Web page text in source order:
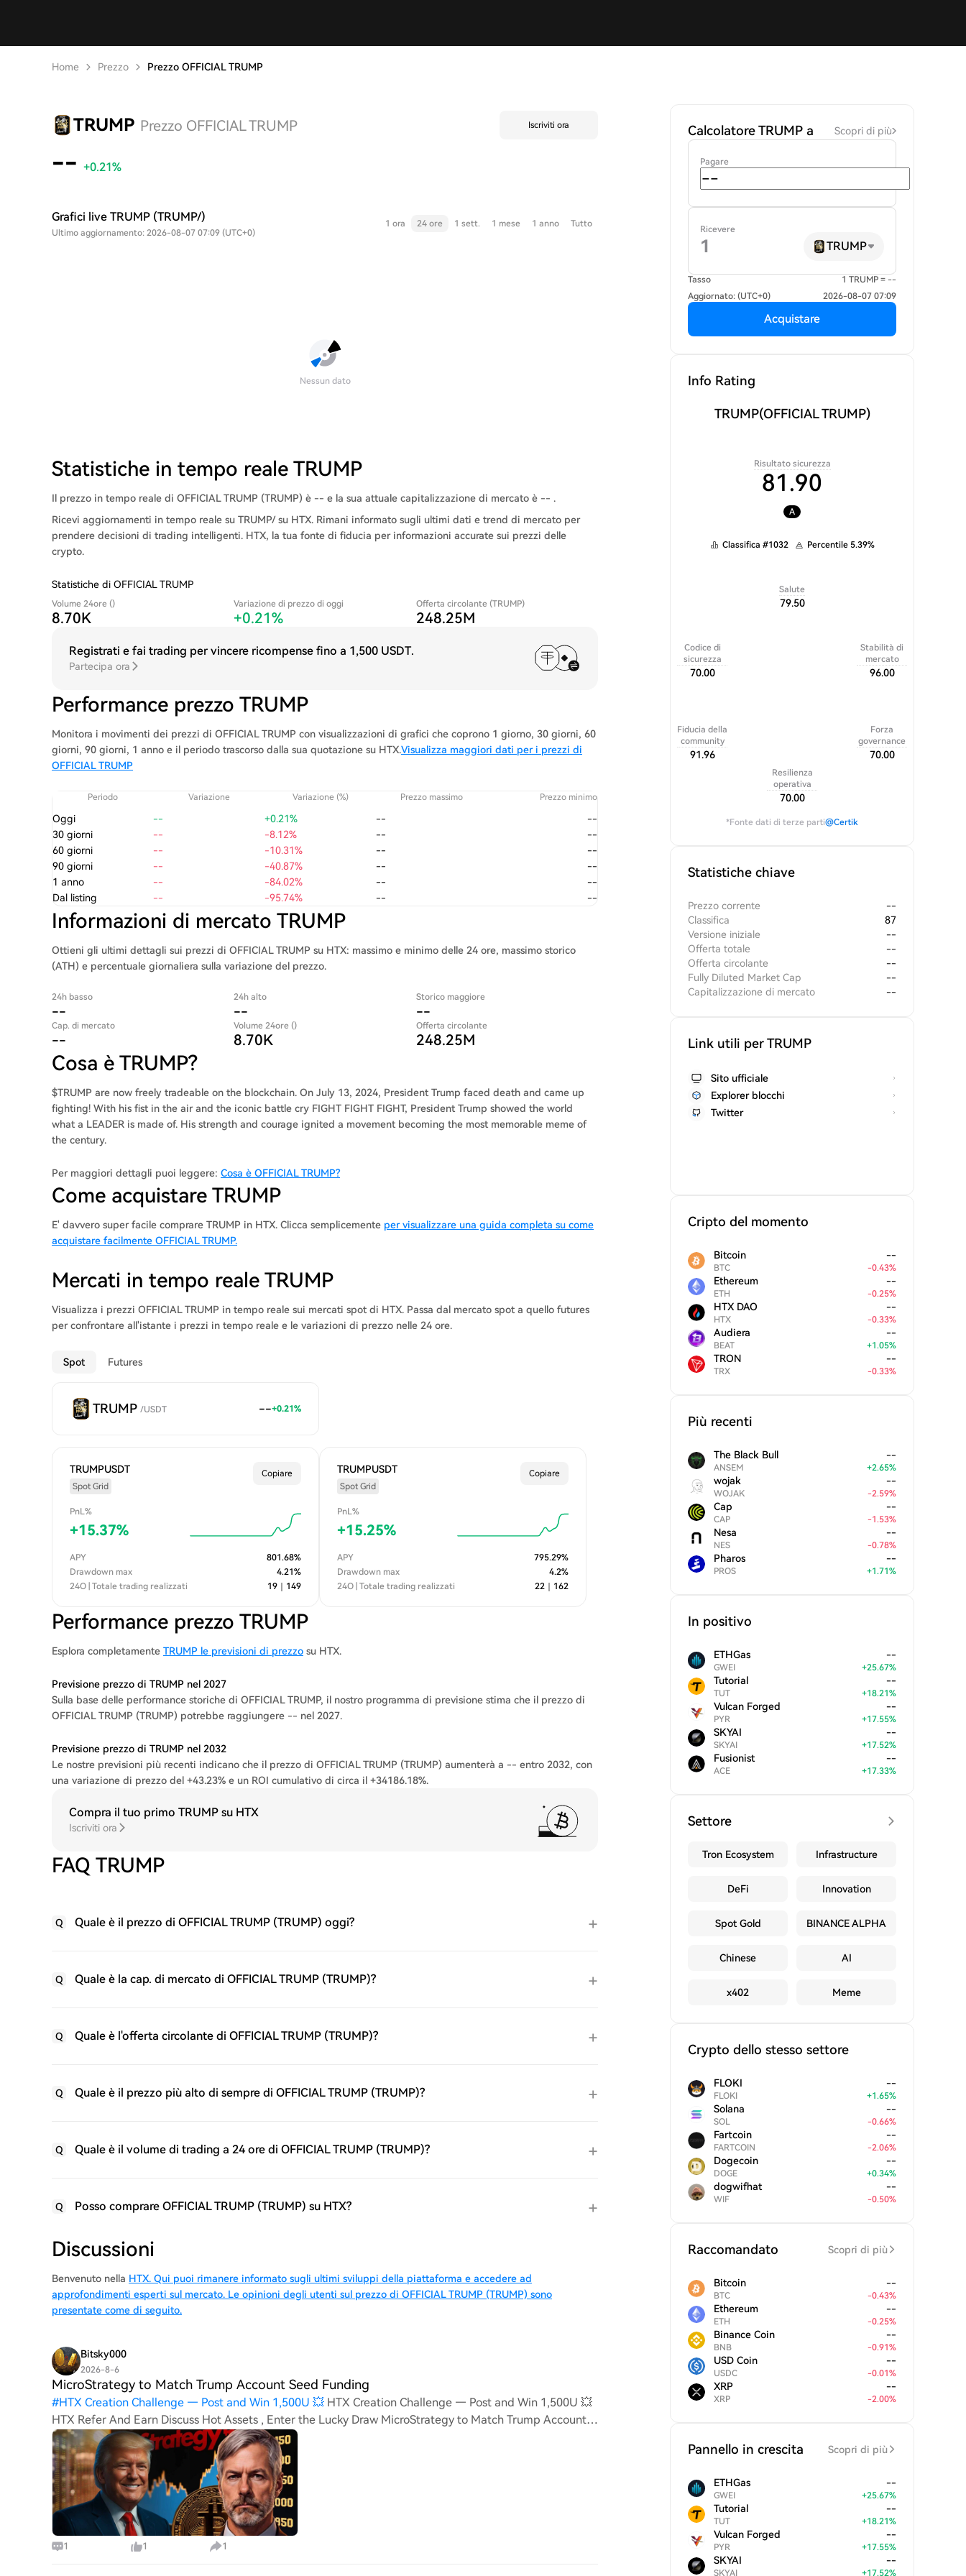
Home Prezzo Prezzo OFFICIAL TRUMP
TRUMP Prezzo OFFICIAL TRUMP Iscriviti ora
-- +0.21%
Grafici live TRUMP (TRUMP/)
Ultimo aggiornamento: 2026-08-07 07:09 (UTC+0)
1 ora 24 ore 1 sett. 1 mese 1 anno Tutto
Nessun dato
Statistiche in tempo reale TRUMP
Il prezzo in tempo reale di OFFICIAL TRUMP (TRUMP) è -- e la sua attuale capitalizzazione di mercato è -- .
Ricevi aggiornamenti in tempo reale su TRUMP/ su HTX. Rimani informato sugli ultimi dati e trend di mercato per
prendere decisioni di trading intelligenti. HTX, la tua fonte di fiducia per informazioni accurate sui prezzi delle
crypto.
Statistiche di OFFICIAL TRUMP
Volume 24ore ()
8.70K
Variazione di prezzo di oggi
+0.21%
Offerta circolante (TRUMP)
248.25M
Registrati e fai trading per vincere ricompense fino a 1,500 USDT.
Partecipa ora
Performance prezzo TRUMP
Monitora i movimenti dei prezzi di OFFICIAL TRUMP con visualizzazioni di grafici che coprono 1 giorno, 30 giorni, 60
giorni, 90 giorni, 1 anno e il periodo trascorso dalla sua quotazione su HTX.Visualizza maggiori dati per i prezzi di
OFFICIAL TRUMP
Periodo Variazione Variazione (%) Prezzo massimo Prezzo minimo
Oggi -- +0.21% --
--
30 giorni
-- -8.12% --
--
60 giorni
-- -10.31% --
--
90 giorni
-- -40.87% --
--
1 anno
-- -84.02% --
--
Dal listing
-- -95.74% -- --
Informazioni di mercato TRUMP
Ottieni gli ultimi dettagli sui prezzi di OFFICIAL TRUMP su HTX: massimo e minimo delle 24 ore, massimo storico
(ATH) e percentuale giornaliera sulla variazione del prezzo.
24h basso
--
24h alto
--
Storico maggiore
--
Cap. di mercato
--
Volume 24ore ()
8.70K
Offerta circolante
248.25M
Cosa è TRUMP?
$TRUMP are now freely tradeable on the blockchain. On July 13, 2024, President Trump faced death and came up
fighting! With his fist in the air and the iconic battle cry FIGHT FIGHT FIGHT, President Trump showed the world
what a LEADER is made of. His strength and courage ignited a movement becoming the most memorable meme of
the century.
Per maggiori dettagli puoi leggere: Cosa è OFFICIAL TRUMP?
Come acquistare TRUMP
E' davvero super facile comprare TRUMP in HTX. Clicca semplicemente per visualizzare una guida completa su come
acquistare facilmente OFFICIAL TRUMP.
Mercati in tempo reale TRUMP
Visualizza i prezzi OFFICIAL TRUMP in tempo reale sui mercati spot di HTX. Passa dal mercato spot a quello futures
per confrontare all'istante i prezzi in tempo reale e le variazioni di prezzo nelle 24 ore.
Spot Futures
TRUMP /USDT --+0.21%
TRUMPUSDT
Spot Grid
Copiare
PnL%
+15.37%
APY 801.68%
Drawdown max
4.21%
24O | Totale trading realizzati
19 149
TRUMPUSDT
Spot Grid
Copiare
PnL%
+15.25%
APY 795.29%
Drawdown max
4.2%
24O | Totale trading realizzati
22 162
Performance prezzo TRUMP
Esplora completamente TRUMP le previsioni di prezzo su HTX.
Previsione prezzo di TRUMP nel 2027
Sulla base delle performance storiche di OFFICIAL TRUMP, il nostro programma di previsione stima che il prezzo di
OFFICIAL TRUMP (TRUMP) potrebbe raggiungere -- nel 2027.
Previsione prezzo di TRUMP nel 2032
Le nostre previsioni più recenti indicano che il prezzo di OFFICIAL TRUMP (TRUMP) aumenterà a -- entro 2032, con
una variazione di prezzo del +43.23% e un ROI cumulativo di circa il +34186.18%.
Compra il tuo primo TRUMP su HTX
Iscriviti ora
FAQ TRUMP
Q Quale è il prezzo di OFFICIAL TRUMP (TRUMP) oggi?
Q Quale è la cap. di mercato di OFFICIAL TRUMP (TRUMP)?
Q Quale è l'offerta circolante di OFFICIAL TRUMP (TRUMP)?
Q Quale è il prezzo più alto di sempre di OFFICIAL TRUMP (TRUMP)?
Q Quale è il volume di trading a 24 ore di OFFICIAL TRUMP (TRUMP)?
Q Posso comprare OFFICIAL TRUMP (TRUMP) su HTX?
Discussioni
Benvenuto nella HTX. Qui puoi rimanere informato sugli ultimi sviluppi della piattaforma e accedere ad
approfondimenti esperti sul mercato. Le opinioni degli utenti sul prezzo di OFFICIAL TRUMP (TRUMP) sono
presentate come di seguito.
Bitsky000
2026-8-6
MicroStrategy to Match Trump Account Seed Funding
# HTX Creation Challenge — Post and Win 1,500U 💥 HTX Creation Challenge — Post and Win 1,500U 💥
HTX Refer And Earn Discuss Hot Assets , Enter the Lucky Draw MicroStrategy to Match Trump Account
Seed Funding for ChildrenMicroStrategy joins the Invest
1 1 1
Calcolatore TRUMP a Scopri di più
Pagare
Ricevere
TRUMP
Tasso
1 TRUMP = --
Aggiornato: (UTC+0)
2026-08-07 07:09
Acquistare
Info Rating
TRUMP(OFFICIAL TRUMP)
Risultato sicurezza
81.90
A
Classifica #1032 Percentile 5.39%
Salute
79.50
Codice di
sicurezza
70.00
Fiducia della
community
91.96
Resilienza
operativa
70.00
Forza
governance
70.00
Stabilità di
mercato
96.00
*Fonte dati di terze parti@Certik
Statistiche chiave
Prezzo corrente
--
Classifica
87
Versione iniziale
--
Offerta totale
--
Offerta circolante
--
Fully Diluted Market Cap
--
Capitalizzazione di mercato
--
Link utili per TRUMP
Sito ufficiale
Explorer blocchi
Twitter
Cripto del momento
Bitcoin
BTC
--
-0.43%
Ethereum
ETH
--
-0.25%
HTX DAO
HTX
--
-0.33%
Audiera
BEAT
--
+1.05%
TRON
TRX
--
-0.33%
Più recenti
The Black Bull
ANSEM
--
+2.65%
wojak
WOJAK
--
-2.59%
Cap
CAP
--
-1.53%
Nesa
NES
--
-0.78%
Pharos
PROS
--
+1.71%
In positivo
ETHGas
GWEI
--
+25.67%
Tutorial
TUT
--
+18.21%
Vulcan Forged
PYR
--
+17.55%
SKYAI
SKYAI
--
+17.52%
Fusionist
ACE
--
+17.33%
Settore
Tron Ecosystem Infrastructure
DeFi Innovation
Spot Gold BINANCE ALPHA
Chinese AI
x402 Meme
Crypto dello stesso settore
FLOKI
FLOKI
--
+1.65%
Solana
SOL
--
-0.66%
Fartcoin
FARTCOIN
--
-2.06%
Dogecoin
DOGE
--
+0.34%
dogwifhat
WIF
--
-0.50%
Raccomandato Scopri di più
Bitcoin
BTC
--
-0.43%
Ethereum
ETH
--
-0.25%
Binance Coin
BNB
--
-0.91%
USD Coin
USDC
--
-0.01%
XRP
XRP
--
-2.00%
Pannello in crescita Scopri di più
ETHGas
GWEI
--
+25.67%
Tutorial
TUT
--
+18.21%
Vulcan Forged
PYR
--
+17.55%
SKYAI
SKYAI
--
+17.52%